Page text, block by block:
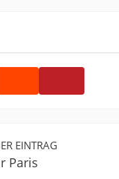
EINTRAG
Paris